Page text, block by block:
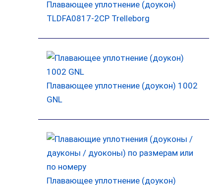
Плавающее уплотнение (доукон)
TLDFA0817-2CP Trelleborg
Плавающее уплотнение (доукон) 1002
GNL
Плавающее уплотнение (доукон)